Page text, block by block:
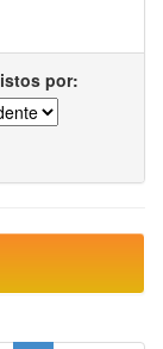
por: